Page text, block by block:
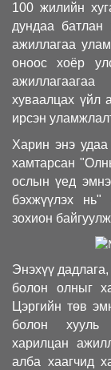
100 жилийн
дундаа батлан
ажиллагаа
оноос хоёр
хуваалцах үйл
ирсэн
Харин энэ
хамтарсан
ослын үед
бэхжүүлэх нь"
зохион
Энэхүү
болон олныг
Цэргийн төв
болон хууль
харилцан
алба хаагчид